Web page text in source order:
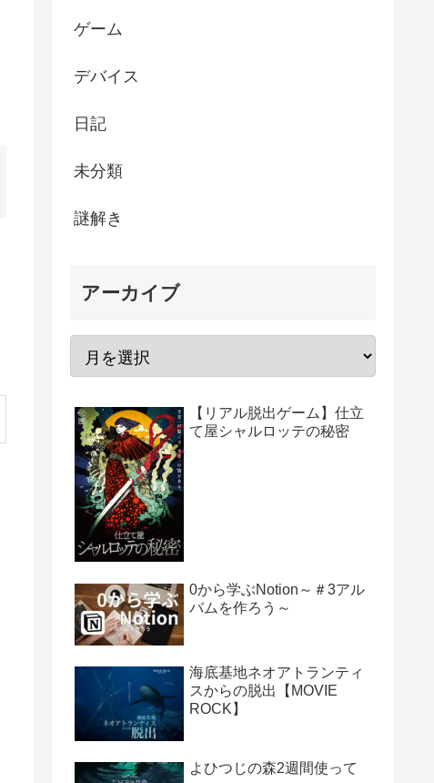
ゲーム
デバイス
日記
未分類
謎解き
アーカイブ
【リアル脱出ゲーム】仕立
て屋シャルロッテの秘密
0から学ぶNotion～＃3アル
バムを作ろう～
海底基地ネオアトランティ
スからの脱出【MOVIE
ROCK】
よひつじの森2週間使って